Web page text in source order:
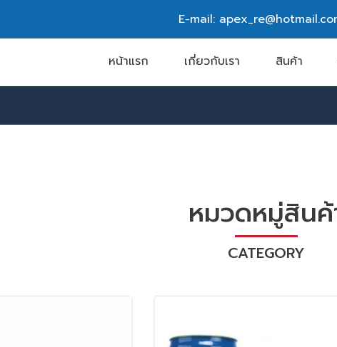
E-mail:
หน้าแรก เกี่ยวกับเรา สินค้า
หมวดหมู่สินค้
CATEGORY